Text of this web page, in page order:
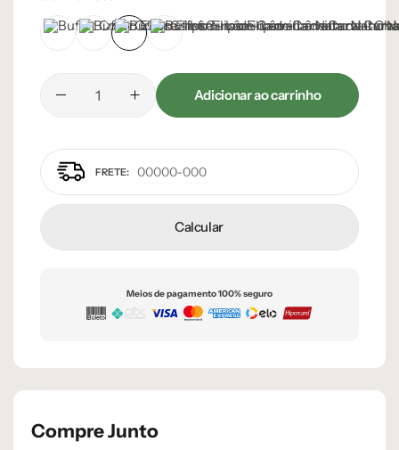
ChampanheCinza Grafite Metalizado
DouradoPreto
Adicionar ao carrinho
Calcular
Meios de pagamento 100% seguro
Compre Junto